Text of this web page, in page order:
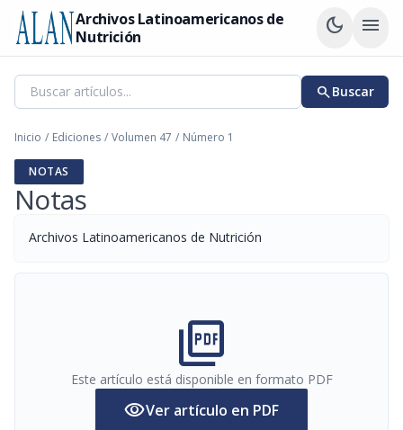
Archivos Latinoamericanos de
Nutrición
dark_mode menu
searchBuscar
Inicio / Ediciones / Volumen 47 / Número 1
NOTAS
Notas
Archivos Latinoamericanos de Nutrición
picture_as_pdf
Este artículo está disponible en formato PDF
visibilityVer artículo en PDF